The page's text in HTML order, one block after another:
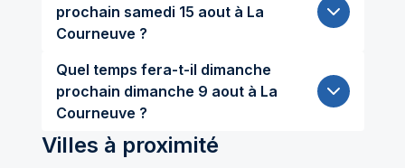
prochain samedi 15 aout à La
Courneuve ?
Quel temps fera-t-il dimanche
prochain dimanche 9 aout à La
Courneuve ?
Villes à proximité